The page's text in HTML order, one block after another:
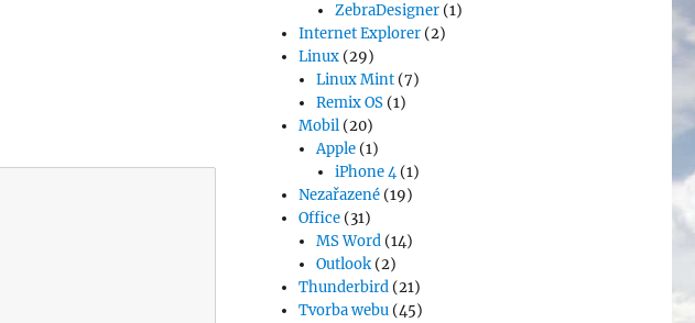
ZebraDesigner(1)
Internet Explorer (2)
Linux (29)
Linux Mint (7)
Remix OS (1)
Mobil (20)
Apple (1)
iPhone 4(1)
Nezařazené (19)
Office (31)
MS Word (14)
Outlook (2)
Thunderbird (21)
Tvorba webu (45)